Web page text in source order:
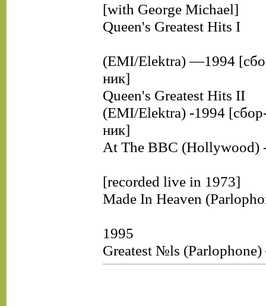
[with George Michael]
Queen's Greatest Hits I
(EMI/Elektra) —1994
ник]
Queen's Greatest Hits II
(EMI/Elektra) -1994
ник]
At The ВВС (Hollywood)
[recorded live in 1973]
Made In Heaven
1995
Greatest №ls